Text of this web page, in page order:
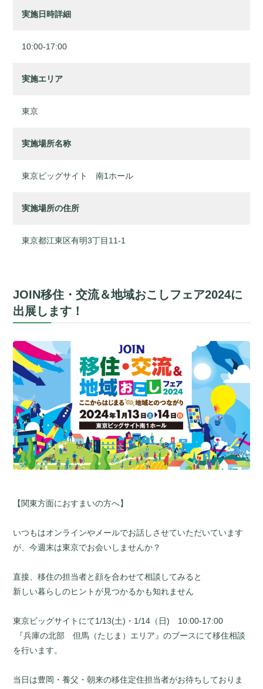
実施日時詳細
10:00-17:00
実施エリア
東京
実施場所名称
東京ビッグサイト 南1ホール
実施場所の住所
東京都江東区有明3丁目11-1
JOIN移住・交流＆地域おこしフェア2024に
出展します！
【関東方面におすまいの方へ】
いつもはオンラインやメールでお話しさせていただいています
が、今週末は東京でお会いしませんか？
直接、移住の担当者と顔を合わせて相談してみると
新しい暮らしのヒントが見つかるかも知れません
東京ビッグサイトにて1/13(土)・1/14（日) 10:00-17:00
『兵庫の北部 但馬（たじま）エリア』のブースにて移住相談
を行います。
当日は豊岡・養父・朝来の移住定住担当者がお待ちしておりま